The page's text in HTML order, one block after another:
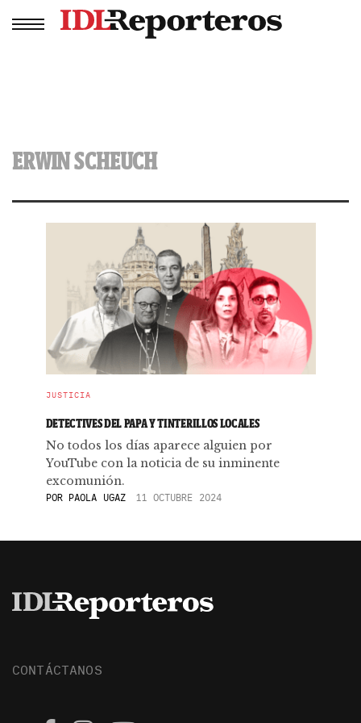
ERWIN SCHEUCH
JUSTICIA
DETECTIVES DEL PAPA Y TINTERILLOS LOCALES
No todos los días aparece alguien por
YouTube con la noticia de su inminente
excomunión.
POR PAOLA UGAZ 11 OCTUBRE 2024
CONTÁCTANOS